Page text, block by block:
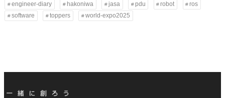
engineer-diary
hakoniwa jasa pdu robot
ros
software
toppers world-expo2025